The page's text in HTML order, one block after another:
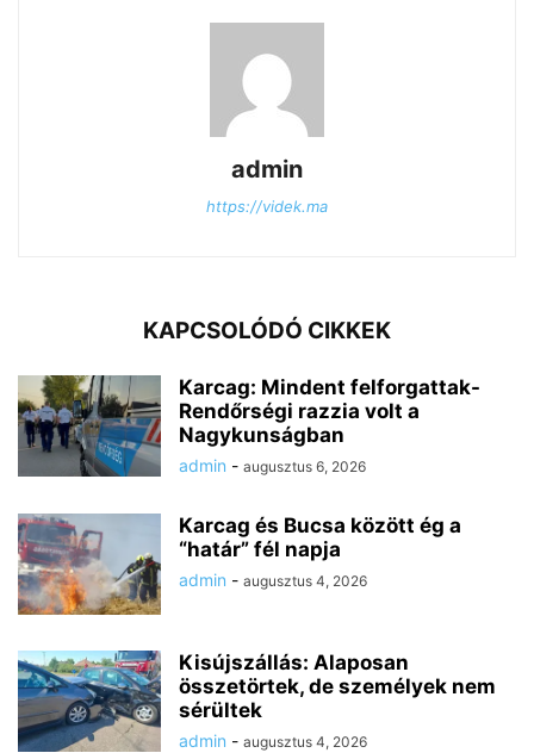
admin
https://videk.ma
KAPCSOLÓDÓ CIKKEK
Karcag: Mindent felforgattak-
Rendőrségi razzia volt a
Nagykunságban
admin - augusztus 6, 2026
Karcag és Bucsa között ég a
“határ” fél napja
admin - augusztus 4, 2026
Kisújszállás: Alaposan
összetörtek, de személyek nem
sérültek
admin - augusztus 4, 2026